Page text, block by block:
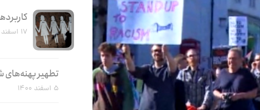
۱۷ اسفند ۱۴۰۰
تطهیر پهنه‌های
۵ اسفند ۱۴۰۰